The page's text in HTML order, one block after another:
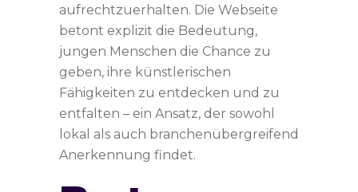
aufrechtzuerhalten. Die Webseite
betont explizit die Bedeutung,
jungen Menschen die Chance zu
geben, ihre künstlerischen
Fähigkeiten zu entdecken und zu
entfalten – ein Ansatz, der sowohl
lokal als auch branchenübergreifend
Anerkennung findet.